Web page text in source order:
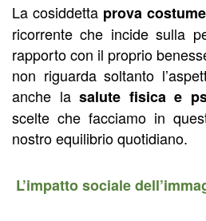
La cosiddetta prova costume
ricorrente che incide sulla
rapporto con il proprio
non riguarda soltanto
anche lasalute fisica e
scelte che facciamo in
nostro equilibrio quotidiano.
L’impatto sociale